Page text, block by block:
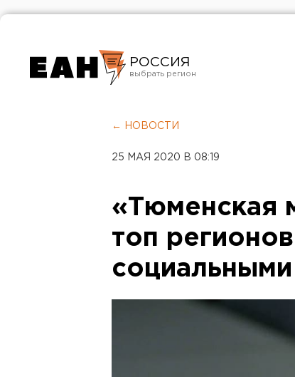
РОССИЯ
Челябинск
← НОВОСТИ
25 МАЯ 2020 В 08:19
«Тюменская
топ